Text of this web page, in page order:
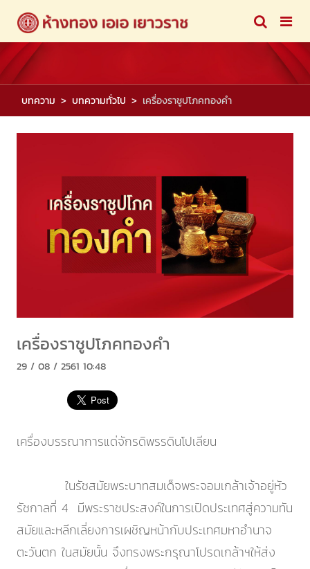
บทความ บทความทั่วไป เครื่องราชูปโภคทองคำ
เครื่องราชูปโภคทองคำ
29 / 08 / 2561 10:48
เครื่องบรรณาการแด่จักรดิพรรดินโปเลียน
ในรัชสมัยพระบาทสมเด็จพระจอมเกล้าเจ้าอยู่หัว
รัชกาลที่ 4 มีพระราชประสงค์ในการเปิดประเทศสู่ความทัน
สมัยและหลีกเลี่ยงการเผชิญหน้ากับประเทศมหาอำนาจ
ตะวันตก ในสมัยนั้น จึงทรงพระกรุณาโปรดเกล้าฯให้ส่ง